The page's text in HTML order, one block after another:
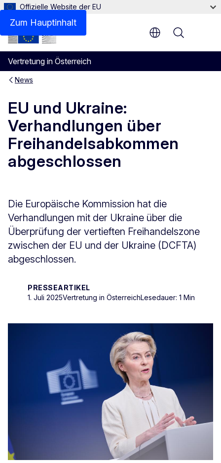
Zum Hauptinhalt
Offizielle Website der EU
Vertretung in Österreich
Menu
News
EU und Ukraine:
Verhandlungen über
Freihandelsabkommen
abgeschlossen
Die Europäische Kommission hat die
Verhandlungen mit der Ukraine über die
Überprüfung der vertieften Freihandelszone
zwischen der EU und der Ukraine (DCFTA)
abgeschlossen.
PRESSEARTIKEL
1. Juli 2025Vertretung in ÖsterreichLesedauer: 1 Min